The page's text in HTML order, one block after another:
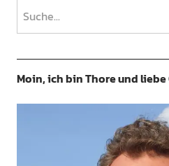
Moin, ich bin Thore und